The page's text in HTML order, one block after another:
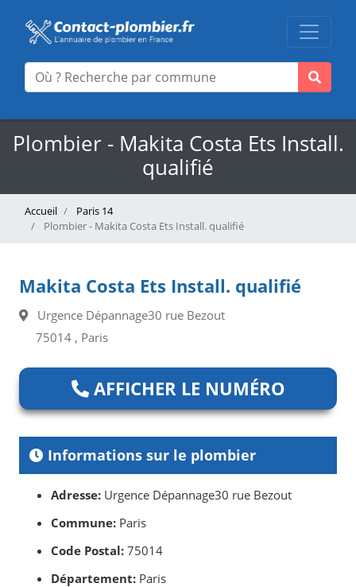
Plombier - Makita Costa Ets Install.
qualifié
Accueil
Paris 14
Plombier - Makita Costa Ets Install. qualifié
Makita Costa Ets Install. qualifié
Urgence Dépannage30 rue Bezout
75014 , Paris
AFFICHER LE NUMÉRO
Informations sur le plombier
Adresse: Urgence Dépannage30 rue Bezout
Commune: Paris
Code Postal: 75014
Département: Paris